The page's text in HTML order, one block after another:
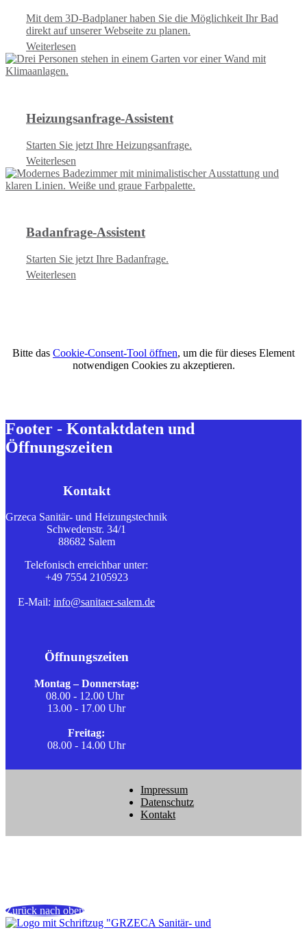
Mit dem 3D-Badplaner haben Sie die Möglichkeit Ihr Bad
direkt auf unserer Webseite zu planen.
Weiterlesen
Heizungsanfrage-Assistent
Starten Sie jetzt Ihre Heizungsanfrage.
Weiterlesen
Badanfrage-Assistent
Starten Sie jetzt Ihre Badanfrage.
Weiterlesen
Bitte das Cookie-Consent-Tool öffnen, um die für dieses Element
notwendigen Cookies zu akzeptieren.
Footer - Kontaktdaten und
Öffnungszeiten
Kontakt
Grzeca Sanitär- und Heizungstechnik
Schwedenstr. 34/1
88682 Salem
Telefonisch erreichbar unter:
+49 7554 2105923
E-Mail: info@sanitaer-salem.de
Öffnungszeiten
Montag – Donnerstag:
08.00 - 12.00 Uhr
13.00 - 17.00 Uhr
Freitag:
08.00 - 14.00 Uhr
Impressum
Datenschutz
Kontakt
Zurück nach oben